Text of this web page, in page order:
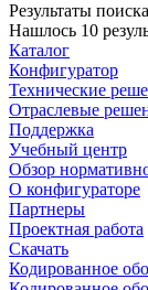
Результаты поиска
Нашлось 10
Каталог
Конфигуратор
Технические
Отраслевые
Поддержка
Учебный центр
Обзор
О конфигураторе
Партнеры
Проектная работа
Скачать
Кодированное